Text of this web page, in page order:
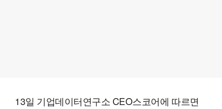
13일 기업데이터연구소 CEO스코어에 따르면